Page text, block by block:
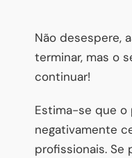
Não desespere,
terminar, mas o
continuar!
Estima-se que
negativamente
profissionais. Se